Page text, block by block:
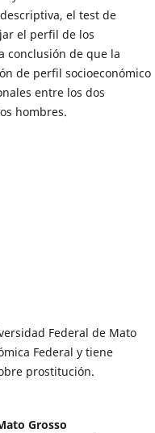
el test de
el perfil de los
conclusión de que la
de perfil socioeconómico
entre los dos
hombres.
Federal de Mato
Federal y tiene
prostitución.
Grosso